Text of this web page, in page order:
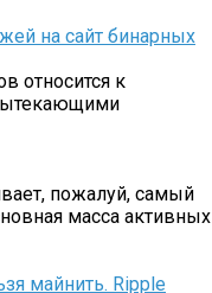
на сайт бинарных
относится к
пожалуй, самый
масса активных
майнить. Ripple